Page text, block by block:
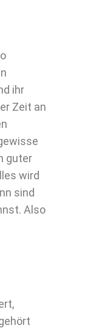
ihr
Zeit an
guter
wird
sind
Also